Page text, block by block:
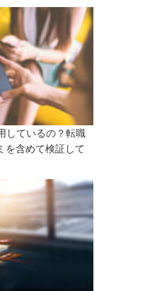
しているの？転職
を含めて検証して